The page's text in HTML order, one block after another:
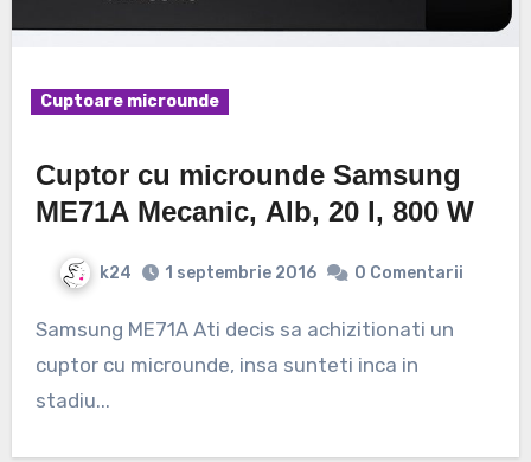
Cuptoare microunde
Cuptor cu microunde Samsung
ME71A Mecanic, Alb, 20 l, 800 W
k24 1 septembrie 2016 0 Comentarii
Samsung ME71A Ati decis sa achizitionati un
cuptor cu microunde, insa sunteti inca in
stadiu...